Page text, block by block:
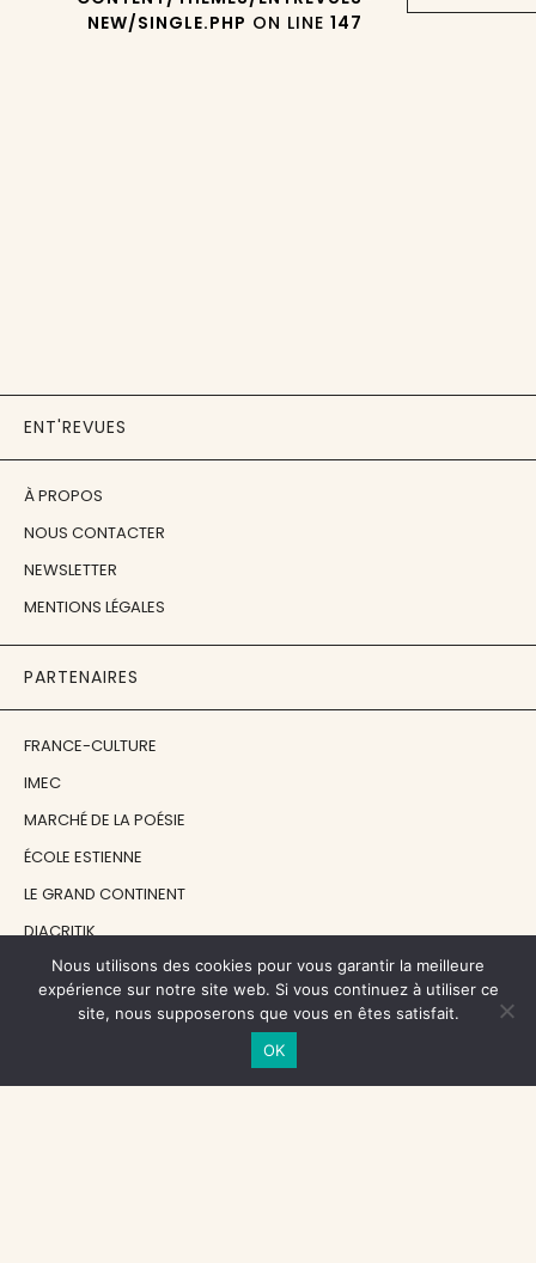
NEW/SINGLE.PHP ON LINE 147
ENT'REVUES
À PROPOS
NOUS CONTACTER
NEWSLETTER
MENTIONS LÉGALES
PARTENAIRES
FRANCE-CULTURE
IMEC
MARCHÉ DE LA POÉSIE
ÉCOLE ESTIENNE
LE GRAND CONTINENT
DIACRITIK
EN ATTENDANT NADEAU
Nous utilisons des cookies pour vous garantir la meilleure
expérience sur notre site web. Si vous continuez à utiliser ce
site, nous supposerons que vous en êtes satisfait.
OK